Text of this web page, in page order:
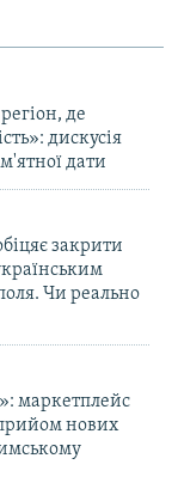
де
дискусія
дати
закрити
Чи реально
маркетплейс
нових